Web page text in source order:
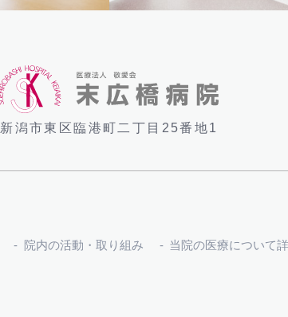
新潟市東区臨港町二丁目25番地1
院内の活動・取り組み 当院の医療について